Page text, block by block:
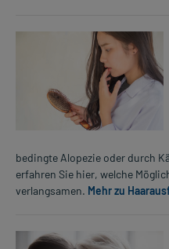
bedingte Alopezie oder durch
erfahren Sie hier, welche
verlangsamen. Mehr zu